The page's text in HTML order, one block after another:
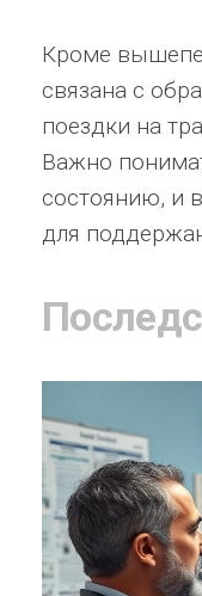
Кроме
связана с
поездки на
Важно
состоянию, и
для